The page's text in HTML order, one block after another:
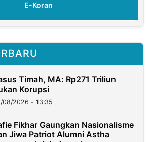
E-Koran
Timah, MA: Rp271 Triliun
Korupsi
08/2026 - 13:35
Fikhar Gaungkan Nasionalisme
Jiwa Patriot Alumni Astha